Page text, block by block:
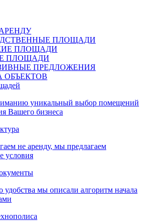
ПЛОЩАДИ
ПЛОЩАДИ
ПЛОЩАДИ
ПРЕДЛОЖЕНИЯ
ОБЪЕКТОВ
уникальный выбор помещений
Вашего бизнеса
не аренду, мы предлагаем
условия
удобства мы описали алгоритм начала